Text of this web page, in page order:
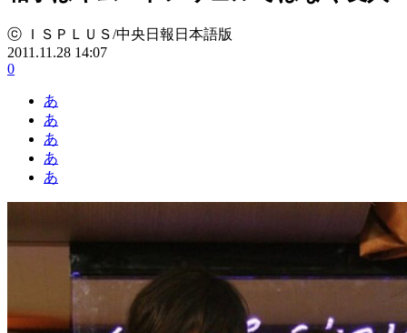
ⓒ ＩＳＰＬＵＳ/中央日報日本語版
2011.11.28 14:07
0
あ
あ
あ
あ
あ